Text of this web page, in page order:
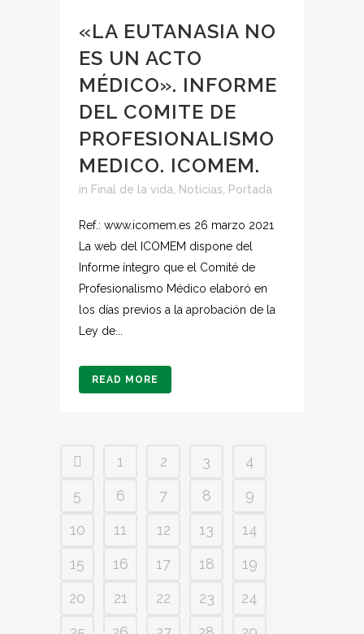
«LA EUTANASIA NO
ES UN ACTO
MÉDICO». INFORME
DEL COMITE DE
PROFESIONALISMO
MEDICO. ICOMEM.
in Final de la vida Noticias Portada
Ref.: www.icomem.es 26 marzo 2021
La web del ICOMEM dispone del
Informe íntegro que el Comité de
Profesionalismo Médico elaboró en
los días previos a la aprobación de la
Ley de...
READ MORE
1 2 3
4
5
6 7 8
9
10
11 12 13
14
15
16 17 18
19
20
21 22 23
24